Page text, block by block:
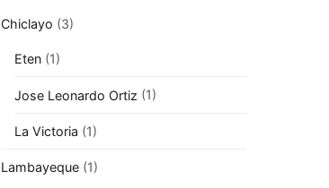
Chiclayo (3)
Eten(1)
Jose Leonardo Ortiz (1)
La Victoria (1)
Lambayeque (1)